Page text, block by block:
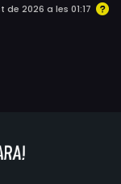
corruptes es
2026 a les 01:17